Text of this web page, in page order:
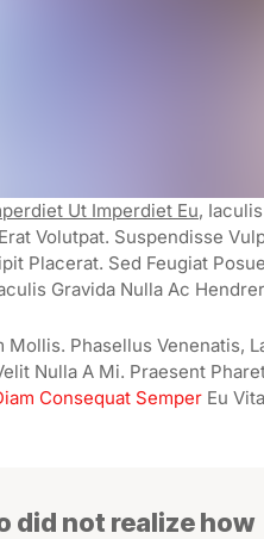
Ut Imperdiet Eu,
Volutpat. Suspendisse
Placerat. Sed Feugiat
Gravida Nulla Ac
Phasellus Venenatis,
Nulla A Mi. Praesent
Consequat Semper Eu
did not realize how